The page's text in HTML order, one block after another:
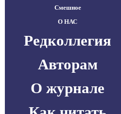
Смешное
О НАС
Редколлегия
Авторам
О журнале